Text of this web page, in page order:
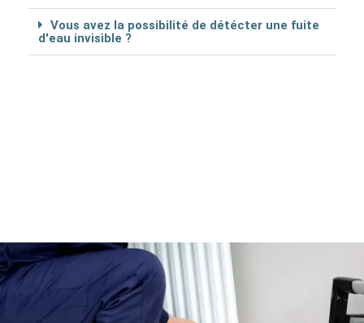
Vous avez la possibilité de détécter une fuite
d'eau invisible ?